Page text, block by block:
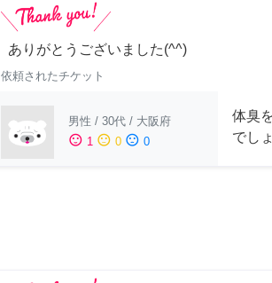
ありがとうございました(^^)
依頼されたチケット
男性 / 30代 / 大阪府
sentiment_satisfied 1 sentiment_neutral 0 sentiment_dissatisfied 0
体臭
でし